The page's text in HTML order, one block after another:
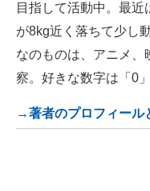
目指して活動中。最
が8kg近く落ちて少し
なのものは、アニメ、
察。好きな数字は「0
→著者のプロフィール